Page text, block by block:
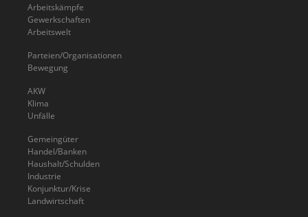
Arbeitskämpfe
Gewerkschaften
Arbeitswelt
Parteien/Organisationen
Bewegung
AKW
Klima
Unfälle
Gemeingüter
Handel/Banken
Haushalt/Schulden
Industrie
Konjunktur/Krise
Landwirtschaft